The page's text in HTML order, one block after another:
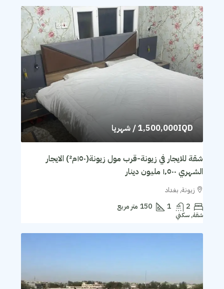
1,500,000IQD/ شهريا
شقة للايجار في زيونة-قرب مول زيونة(١٥٠م²) الايجار
الشهري ١٬٥٠٠ مليون دينار
زيونة, بغداد
2
1
150 متر مربع
شقة, سكني